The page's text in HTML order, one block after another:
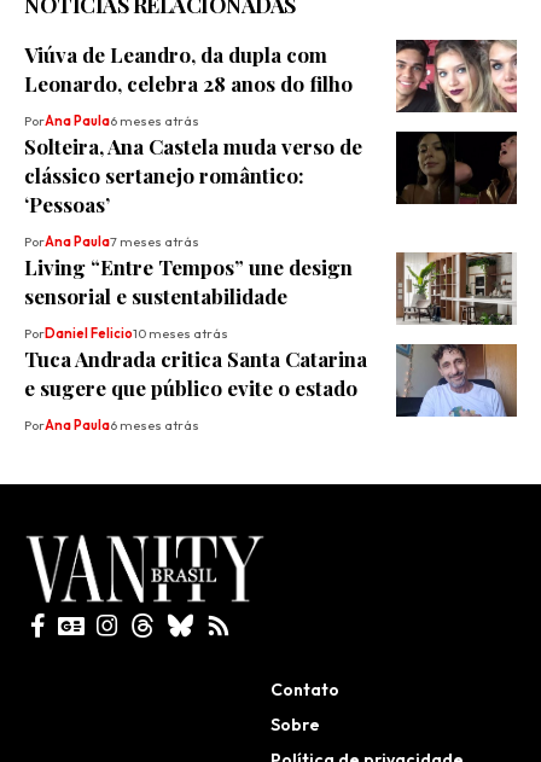
Viúva de Leandro, da dupla com
Leonardo, celebra 28 anos do filho
PorAna Paula6 meses atrás
Solteira, Ana Castela muda verso de
clássico sertanejo romântico:
‘Pessoas’
PorAna Paula7 meses atrás
Living “Entre Tempos” une design
sensorial e sustentabilidade
PorDaniel Felicio10 meses atrás
Tuca Andrada critica Santa Catarina
e sugere que público evite o estado
PorAna Paula6 meses atrás
Contato
Sobre